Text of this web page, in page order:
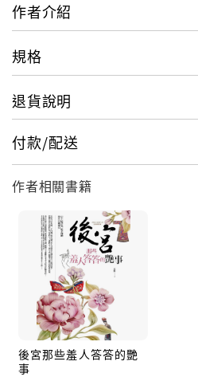
作者介紹
規格
退貨說明
付款/配送
作者相關書籍
後宮那些羞人答答的艷
事